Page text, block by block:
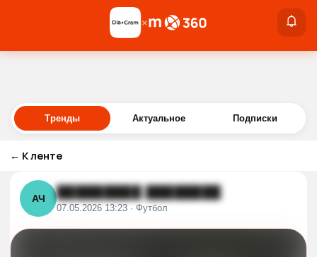
Войти
×
Тренды Актуальное Подписки
← К ленте
АЧ █████████ ████████
07.05.2026 13:23 · Футбол